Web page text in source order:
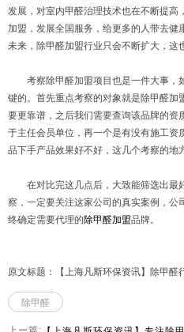
发展，对室内甲醛治理技术也在不断提
加盟，发展全国服务，给更多的人带去
未来，除甲醛加盟行业只会不断扩大，这
考察除甲醛加盟项目也是一件大事，
键的。首先重点考察的对象就是除甲醛
要更靠谱，之后我们需要查询该品牌的资
于主任会员单位，再一个是有没有施工资
品下手产品效果好不好，这几个考察的地
在对比完这几点后，大致能筛选出最
察，一定要关注这家公司的真实案例，公
终确定需要代理的除甲醛加盟品牌。
原文标题：【上海凡斯环保资讯】除甲醛
除甲醛